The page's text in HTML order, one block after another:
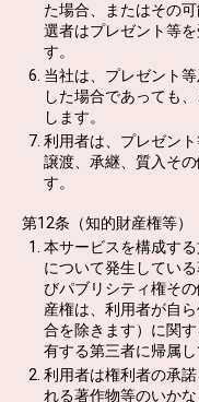
た場合、またはその
選者はプレゼント等
す。
当社は、プレゼント
した場合であっても
します。
利用者は、プレゼン
譲渡、承継、質入そ
す。
第12条（知的財産権等）
本サービスを構成す
について発生してい
びパブリシティ権そ
産権は、利用者が自
合を除きます）に関
有する第三者に帰属し
利用者は権利者の承
れる著作物等のいか